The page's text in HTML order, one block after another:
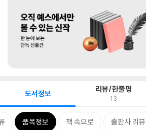
도서정보 리뷰/한줄평
13
품목정보 책 속으로 출판사 리뷰